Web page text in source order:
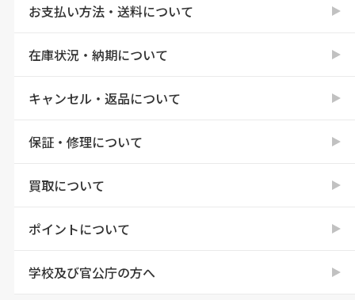
お支払い方法・送料について
在庫状況・納期について
キャンセル・返品について
保証・修理について
買取について
ポイントについて
学校及び官公庁の方へ